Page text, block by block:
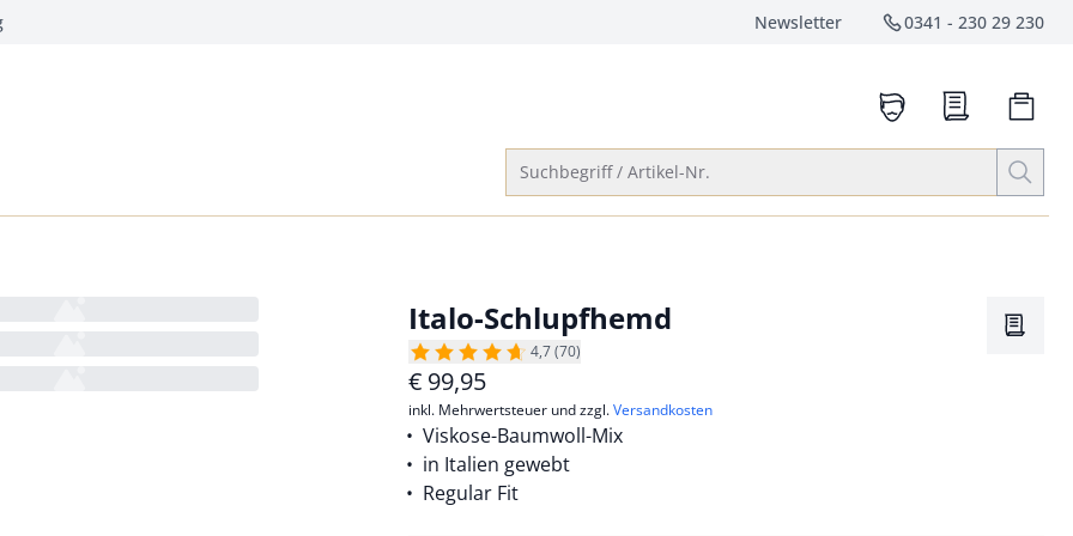
Newsletter Service-
0341 - 230 29 230
anrufen
Suchbegriff / Artikel-Nr.
Italo-Schlupfhemd
4,7 (70)
€ 99,95
inkl. Mehrwertsteuer und zzgl.Versandkosten
Viskose-Baumwoll-Mix
in Italien gewebt
Regular Fit